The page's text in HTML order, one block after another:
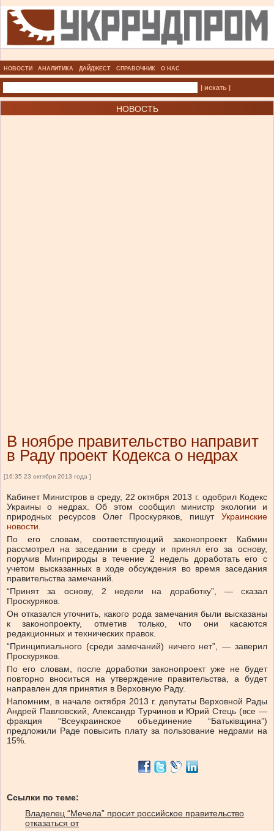
НОВОСТИ АНАЛИТИКА ДАЙДЖЕСТ СПРАВОЧНИК О НАС
| искать |
НОВОСТЬ
В ноябре правительство направит
в Раду проект Кодекса о недрах
[16:35 23 октября 2013 года ]
Кабинет Министров в среду, 22 октября 2013 г. одобрил Кодекс
Украины о недрах. Об этом сообщил министр экологии и
природных ресурсов Олег Проскуряков, пишут Украинские
новости.
По его словам, соответствующий законопроект Кабмин
рассмотрел на заседании в среду и принял его за основу,
поручив Минприроды в течение 2 недель доработать его с
учетом высказанных в ходе обсуждения во время заседания
правительства замечаний.
“Принят за основу, 2 недели на доработку”, — сказал
Проскуряков.
Он отказался уточнить, какого рода замечания были высказаны
к законопроекту, отметив только, что они касаются
редакционных и технических правок.
“Принципиального (среди замечаний) ничего нет”, — заверил
Проскуряков.
По его словам, после доработки законопроект уже не будет
повторно вноситься на утверждение правительства, а будет
направлен для принятия в Верховную Раду.
Напомним, в начале октября 2013 г. депутаты Верховной Рады
Андрей Павловский, Александр Турчинов и Юрий Стець (все —
фракция “Всеукраинское объединение “Батьківщина”)
предложили Раде повысить плату за пользование недрами на
15%.
Ссылки по теме:
Владелец “Мечела” просит российское правительство
отказаться от